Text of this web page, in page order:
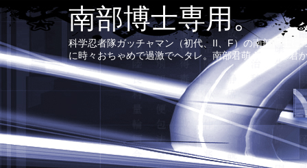
南部博士専用。
科学忍者隊ガッチャマン（初代、II、F）の南部博士
に時々おちゃめで過激でヘタレ。南部君萌え〜南部君